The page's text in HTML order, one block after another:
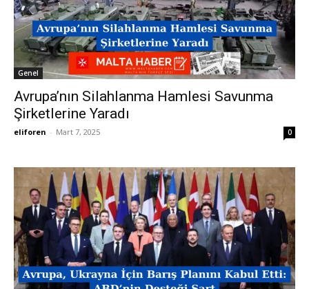
Genel
Avrupa’nın Silahlanma Hamlesi Savunma
Şirketlerine Yaradı
eliforen - Mart 7, 2025 0